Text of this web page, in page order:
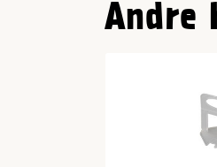
Andre